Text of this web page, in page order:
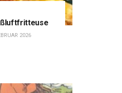
2026